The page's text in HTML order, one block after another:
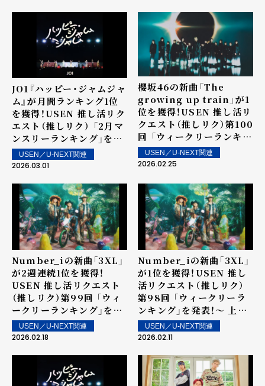
JO1『ハッピー・ジャムジャ
ム』が月間ランキング1位
を獲得！USEN 推し活リク
エスト（推しリク） 「2月マ
ンスリーランキング」を発
表！USEN／U-NEXT関連
2026.03.01
櫻坂46の新曲「The
growing up train」が1
位を獲得！USEN 推し活リ
クエスト（推しリク）第100
回 「ウィークリーランキン
グ」を発表！～ 上位ランク
イン楽曲は2月28日（土）
USEN／U-NEXT関連
2026.02.25
Number_iの新曲「3XL」
が2週連続1位を獲得！
USEN 推し活リクエスト
（推しリク）第99回 「ウィ
ークリーランキング」を発
表！～ 上位ランクイン楽曲
は2月21日（土）より街中・
USEN／U-NEXT関連
2026.02.18
Number_iの新曲「3XL」
が1位を獲得！USEN 推し
活リクエスト（推しリク）
第98回 「ウィークリーラ
ンキング」を発表！～ 上位
ランクイン楽曲は2月14日
（土）より街中・店内で配信
USEN／U-NEXT関連
2026.02.11